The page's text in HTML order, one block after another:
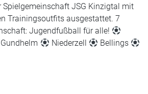
JSG Kinzigtal mit
Trainingsoutfits ausgestattet. 7
Jugendfußball für alle!
Gundhelm Niederzell
Bellings